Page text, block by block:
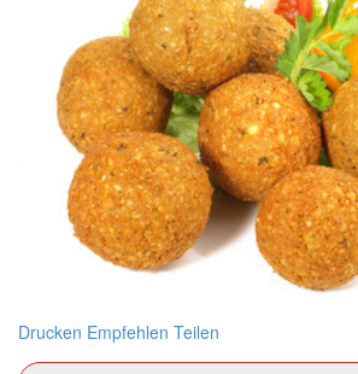
Drucken Empfehlen Teilen